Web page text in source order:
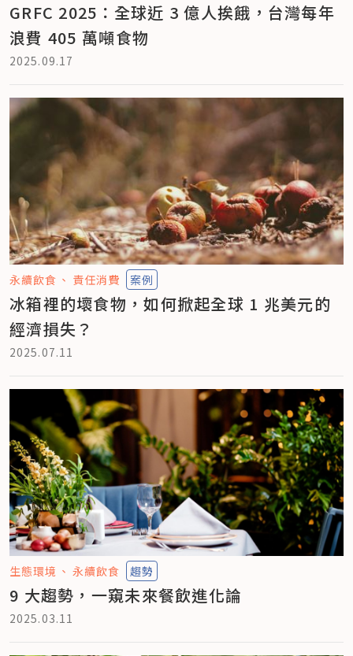
GRFC 2025：全球近 3 億人挨餓，台灣每年
浪費 405 萬噸食物
2025.09.17
永續飲食 責任消費 案例
冰箱裡的壞食物，如何掀起全球 1 兆美元的
經濟損失？
2025.07.11
生態環境 永續飲食 趨勢
9 大趨勢，一窺未來餐飲進化論
2025.03.11